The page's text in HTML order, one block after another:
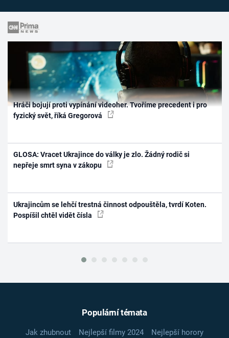
Hráči bojují proti vypínání videoher. Tvoříme precedent i pro
fyzický svět, říká Gregorová
GLOSA: Vracet Ukrajince do války je zlo. Žádný rodič si
nepřeje smrt syna v zákopu
Ukrajincům se lehčí trestná činnost odpouštěla, tvrdí Koten.
Pospíšil chtěl vidět čísla
Populární témata
Jak zhubnout Nejlepší filmy 2024
Nejlepší horory